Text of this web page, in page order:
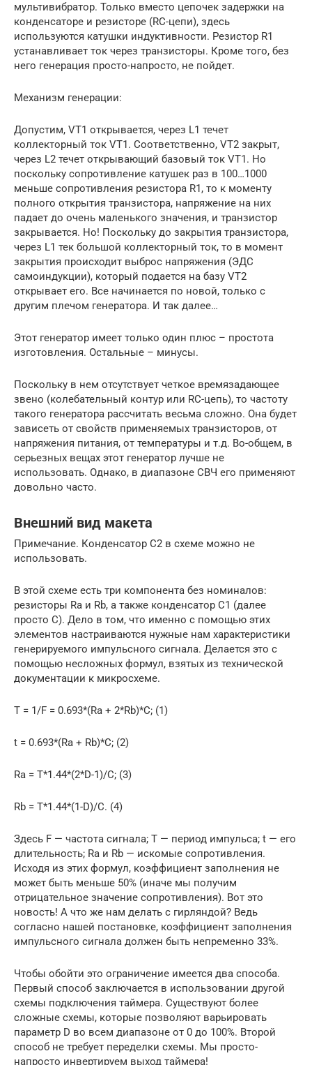
мультивибратор. Только вместо цепочек задержки на
конденсаторе и резисторе (RC-цепи), здесь
используются катушки индуктивности. Резистор R1
устанавливает ток через транзисторы. Кроме того, без
него генерация просто-напросто, не пойдет.
Механизм генерации:
Допустим, VT1 открывается, через L1 течет
коллекторный ток VT1. Соответственно, VT2 закрыт,
через L2 течет открывающий базовый ток VT1. Но
поскольку сопротивление катушек раз в 100…1000
меньше сопротивления резистора R1, то к моменту
полного открытия транзистора, напряжение на них
падает до очень маленького значения, и транзистор
закрывается. Но! Поскольку до закрытия транзистора,
через L1 тек большой коллекторный ток, то в момент
закрытия происходит выброс напряжения (ЭДС
самоиндукции), который подается на базу VT2
открывает его. Все начинается по новой, только с
другим плечом генератора. И так далее…
Этот генератор имеет только один плюс – простота
изготовления. Остальные – минусы.
Поскольку в нем отсутствует четкое времязадающее
звено (колебательный контур или RC-цепь), то частоту
такого генератора рассчитать весьма сложно. Она будет
зависеть от свойств применяемых транзисторов, от
напряжения питания, от температуры и т.д. Во-общем, в
серьезных вещах этот генератор лучше не
использовать. Однако, в диапазоне СВЧ его применяют
довольно часто.
Внешний вид макета
Примечание. Конденсатор C2 в схеме можно не
использовать.
В этой схеме есть три компонента без номиналов:
резисторы Ra и Rb, а также конденсатор C1 (далее
просто C). Дело в том, что именно с помощью этих
элементов настраиваются нужные нам характеристики
генерируемого импульсного сигнала. Делается это с
помощью несложных формул, взятых из технической
документации к микросхеме.
T = 1/F = 0.693*(Ra + 2*Rb)*C; (1)
t = 0.693*(Ra + Rb)*C; (2)
Ra = T*1.44*(2*D-1)/C; (3)
Rb = T*1.44*(1-D)/C. (4)
Здесь F — частота сигнала; T — период импульса; t — его
длительность; Ra и Rb — искомые сопротивления.
Исходя из этих формул, коэффициент заполнения не
может быть меньше 50% (иначе мы получим
отрицательное значение сопротивления). Вот это
новость! А что же нам делать с гирляндой? Ведь
согласно нашей постановке, коэффициент заполнения
импульсного сигнала должен быть непременно 33%.
Чтобы обойти это ограничение имеется два способа.
Первый способ заключается в использовании другой
схемы подключения таймера. Существуют более
сложные схемы, которые позволяют варьировать
параметр D во всем диапазоне от 0 до 100%. Второй
способ не требует переделки схемы. Мы просто-
напросто инвертируем выход таймера!